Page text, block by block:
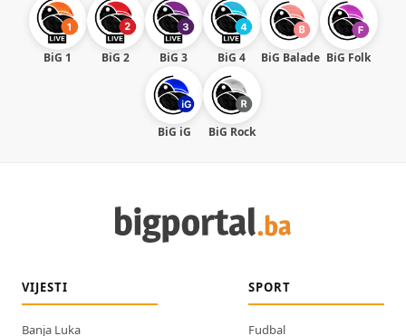
BiG 1 BiG 2 BiG 3 BiG 4 BiG Balade BiG Folk
BiG iG BiG Rock
VIJESTI
Banja Luka
SPORT
Fudbal